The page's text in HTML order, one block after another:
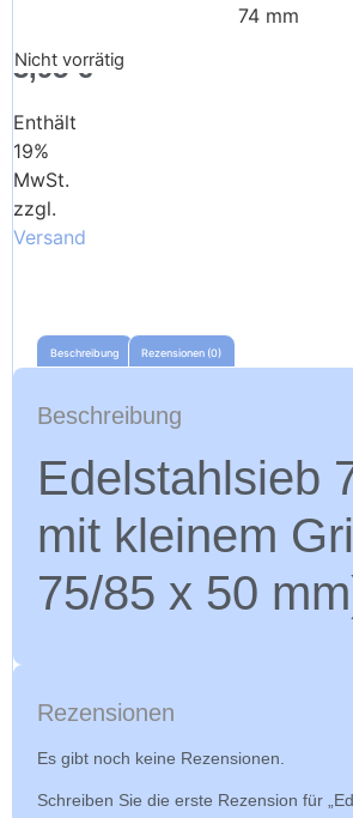
74 mm
3,95€
Enthält
19%
MwSt.
zzgl.
Versand
Nicht vorrätig
Beschreibung Rezensionen (0)
Beschreibung
Edelstahlsieb
mit kleinem
75/85 x 50
Rezensionen
Es gibt noch keine Rezensionen.
Schreiben Sie die erste Rezension für